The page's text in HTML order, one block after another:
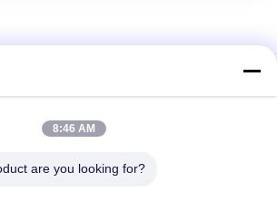
용 EDI 멤브레인 모듈 LCM 시리즈
8:46 AM
are you looking for?